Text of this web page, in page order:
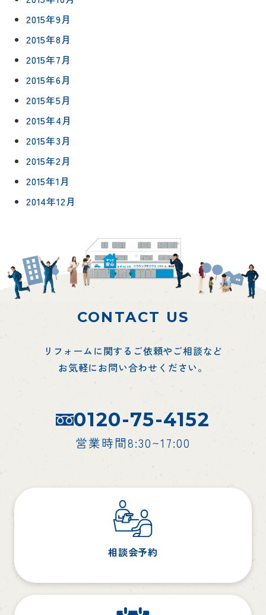
2015年9月
2015年8月
2015年7月
2015年6月
2015年5月
2015年4月
2015年3月
2015年2月
2015年1月
2014年12月
CONTACT US
リフォームに関するご依頼やご相談など
お気軽にお問い合わせください。
0120-75-4152
営業時間8:30~17:00
相談会予約